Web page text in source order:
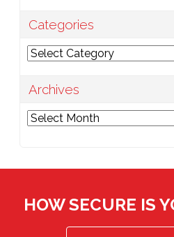
Categories
Categories
Archives
Archives
HOW SECURE IS